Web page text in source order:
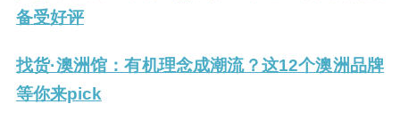
备受好评
找货·澳洲馆：有机理念成潮流？这12个澳洲品牌
等你来pick